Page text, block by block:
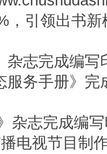
，引领出书
杂志完成编
服务手册》
杂志完成编
电视节目制